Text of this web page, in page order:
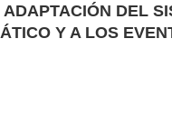
ADAPTACIÓN DEL
Y A LOS